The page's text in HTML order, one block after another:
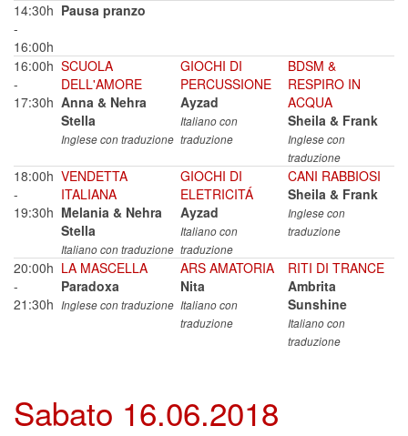
14:30h
-
16:00h
Pausa pranzo
16:00h
-
17:30h
SCUOLA
DELL'AMORE
Anna & Nehra
Stella
Inglese con traduzione
GIOCHI DI
PERCUSSIONE
Ayzad
Italiano con
traduzione
BDSM &
RESPIRO IN
ACQUA
Sheila & Frank
Inglese con
traduzione
18:00h
-
19:30h
VENDETTA
ITALIANA
Melania & Nehra
Stella
Italiano con traduzione
GIOCHI DI
ELETRICITÁ
Ayzad
Italiano con
traduzione
CANI RABBIOSI
Sheila & Frank
Inglese con
traduzione
20:00h
-
21:30h
LA MASCELLA
Paradoxa
Inglese con traduzione
ARS AMATORIA
Nita
Italiano con
traduzione
RITI DI TRANCE
Ambrita
Sunshine
Italiano con
traduzione
Sabato 16.06.2018